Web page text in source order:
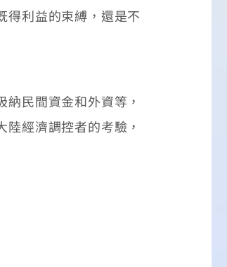
得利益的束縛，還是不
民間資金和外資等，
經濟調控者的考驗，